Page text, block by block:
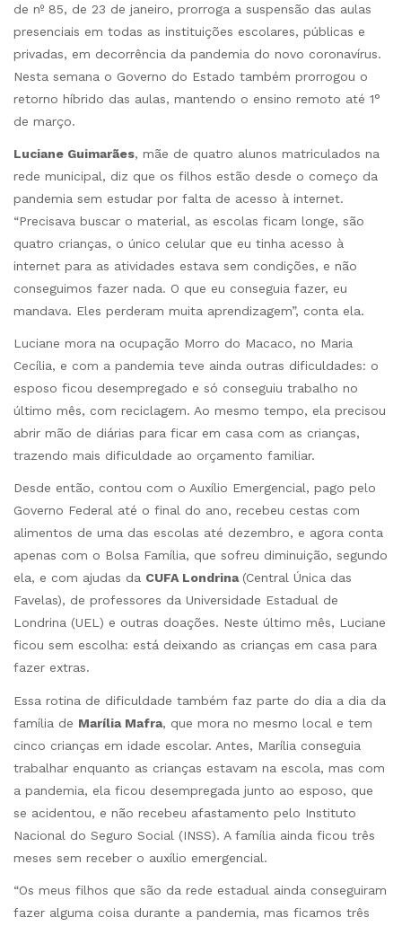
de nº 85, de 23 de janeiro, prorroga a suspensão das aulas
presenciais em todas as instituições escolares, públicas e
privadas, em decorrência da pandemia do novo coronavírus.
Nesta semana o Governo do Estado também prorrogou o
retorno híbrido das aulas, mantendo o ensino remoto até 1°
de março.
Luciane Guimarães, mãe de quatro alunos matriculados na
rede municipal, diz que os filhos estão desde o começo da
pandemia sem estudar por falta de acesso à internet.
“Precisava buscar o material, as escolas ficam longe, são
quatro crianças, o único celular que eu tinha acesso à
internet para as atividades estava sem condições, e não
conseguimos fazer nada. O que eu conseguia fazer, eu
mandava. Eles perderam muita aprendizagem”, conta ela.
Luciane mora na ocupação Morro do Macaco, no Maria
Cecília, e com a pandemia teve ainda outras dificuldades: o
esposo ficou desempregado e só conseguiu trabalho no
último mês, com reciclagem. Ao mesmo tempo, ela precisou
abrir mão de diárias para ficar em casa com as crianças,
trazendo mais dificuldade ao orçamento familiar.
Desde então, contou com o Auxílio Emergencial, pago pelo
Governo Federal até o final do ano, recebeu cestas com
alimentos de uma das escolas até dezembro, e agora conta
apenas com o Bolsa Família, que sofreu diminuição, segundo
ela, e com ajudas da CUFA Londrina (Central Única das
Favelas), de professores da Universidade Estadual de
Londrina (UEL) e outras doações. Neste último mês, Luciane
ficou sem escolha: está deixando as crianças em casa para
fazer extras.
Essa rotina de dificuldade também faz parte do dia a dia da
família de Marília Mafra, que mora no mesmo local e tem
cinco crianças em idade escolar. Antes, Marília conseguia
trabalhar enquanto as crianças estavam na escola, mas com
a pandemia, ela ficou desempregada junto ao esposo, que
se acidentou, e não recebeu afastamento pelo Instituto
Nacional do Seguro Social (INSS). A família ainda ficou três
meses sem receber o auxílio emergencial.
“Os meus filhos que são da rede estadual ainda conseguiram
fazer alguma coisa durante a pandemia, mas ficamos três